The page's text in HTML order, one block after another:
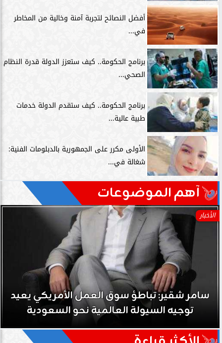
أفضل النصائح لتجربة آمنة وخالية من المخاطر
في...
برنامج الحكومة.. كيف ستعزز الدولة قدرة النظام
الصحي...
برنامج الحكومة.. كيف ستقدم الدولة خدمات
طبية عالية...
الأولى مكرر على الجمهورية بالدبلومات الفنية:
شغالة في...
آهم الموضوعات
الأخبار
سامر شقير: نمو صناديق الاستثمار
حي على نجاح رؤية 2030...